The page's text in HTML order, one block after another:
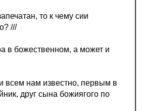
то к чему сии
///
в божественном, а может и
всем нам известно, первым в
друг сына божиягого по